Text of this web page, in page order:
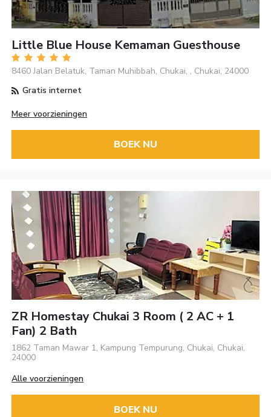
Little Blue House Kemaman Guesthouse
8460 Jalan Belatuk, Taman Muhibbah, Chukai, , Chukai, 24000
Gratis internet
Meer voorzieningen
BOEK NU
ZR Homestay Chukai 3 Room ( 2 AC + 1
Fan) 2 Bath
1862 Taman Mawar 1, Kampung Tempurung, Chukai, Chukai,
24000
Alle voorzieningen
BOEK NU